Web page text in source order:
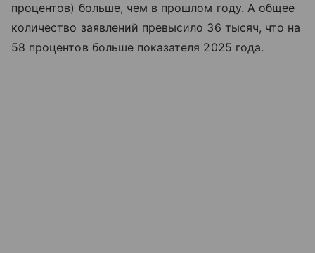
процентов) больше, чем в прошлом году. А общее
количество заявлений превысило 36 тысяч, что на
58 процентов больше показателя 2025 года.